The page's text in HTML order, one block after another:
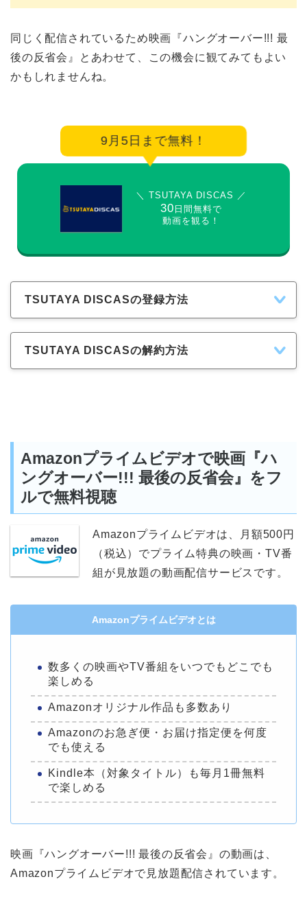
同じく配信されているため映画『ハングオーバー!!! 最
後の反省会』とあわせて、この機会に観てみてもよい
かもしれませんね。
9月5日まで無料！
＼ TSUTAYA DISCAS ／
30 日間無料で
動画を観る！
TSUTAYA DISCASの登録方法
TSUTAYA DISCASの解約方法
Amazonプライムビデオで映画『ハ
ングオーバー!!! 最後の反省会』をフ
ルで無料視聴
Amazonプライムビデオは、月額500円
（税込）でプライム特典の映画・TV番
組が見放題の動画配信サービスです。
Amazonプライムビデオとは
数多くの映画やTV番組をいつでもどこでも
楽しめる
Amazonオリジナル作品も多数あり
Amazonのお急ぎ便・お届け指定便を何度
でも使える
Kindle本（対象タイトル）も毎月1冊無料
で楽しめる
映画『ハングオーバー!!! 最後の反省会』の動画は、
Amazonプライムビデオで見放題配信されています。